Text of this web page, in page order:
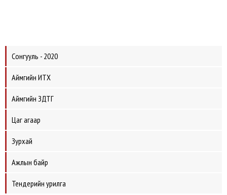
Сонгууль - 2020
Аймгийн ИТХ
Аймгийн ЗДТГ
Цаг агаар
Зурхай
Ажлын байр
Тендерийн урилга